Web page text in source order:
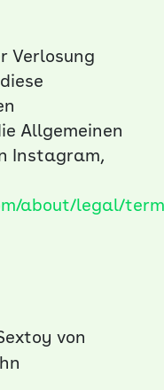
Verlosung
Allgemeinen
Instagram,
about/legal/
von